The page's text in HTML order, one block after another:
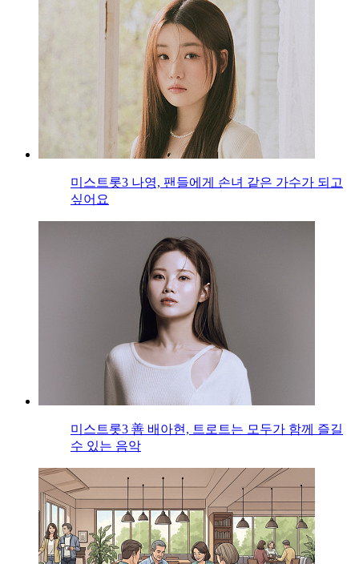
미스트롯3 나영, 팬들에게 손녀 같은 가수가 되고
싶어요
미스트롯3 善 배아현, 트로트는 모두가 함께 즐길
수 있는 음악